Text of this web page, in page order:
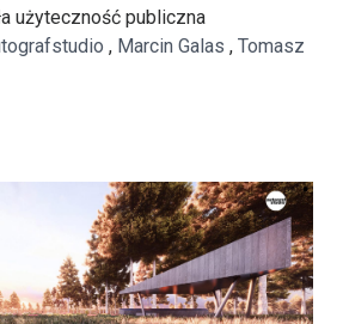
użyteczność publiczna
, Marcin Galas , Tomasz